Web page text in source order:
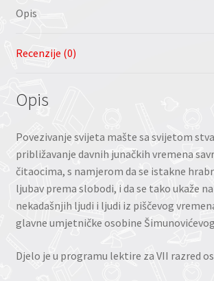
Opis
Recenzije (0)
Opis
Povezivanje svijeta mašte sa svijetom
približavanje davnih junačkih vremena
čitaocima, s namjerom da se istakne
ljubav prema slobodi, i da se tako ukaže
nekadašnjih ljudi i ljudi iz piščevog
glavne umjetničke osobine
Djelo je u programu lektire za VII razred